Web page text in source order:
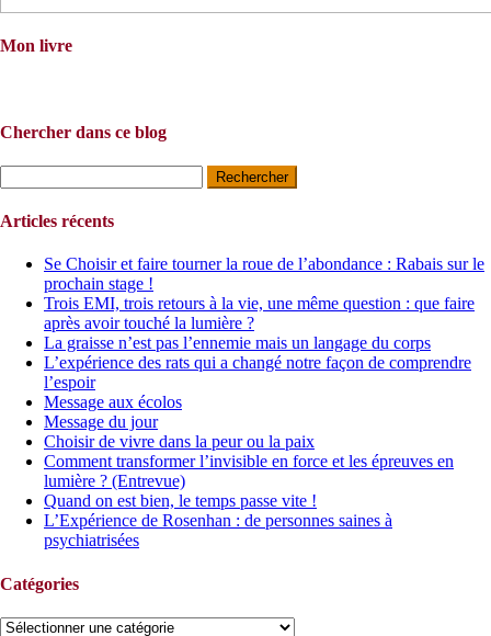
Mon livre
Chercher dans ce blog
Articles récents
Se Choisir et faire tourner la roue de l’abondance : Rabais sur le
prochain stage !
Trois EMI, trois retours à la vie, une même question : que faire
après avoir touché la lumière ?
La graisse n’est pas l’ennemie mais un langage du corps
L’expérience des rats qui a changé notre façon de comprendre
l’espoir
Message aux écolos
Message du jour
Choisir de vivre dans la peur ou la paix
Comment transformer l’invisible en force et les épreuves en
lumière ? (Entrevue)
Quand on est bien, le temps passe vite !
L’Expérience de Rosenhan : de personnes saines à
psychiatrisées
Catégories
Catégories